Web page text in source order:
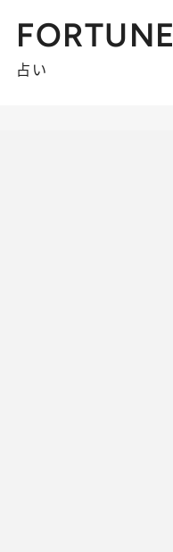
FORTUNE
占い